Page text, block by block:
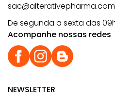
De segunda a sexta das
Acompanhe nossas redes
NEWSLETTER